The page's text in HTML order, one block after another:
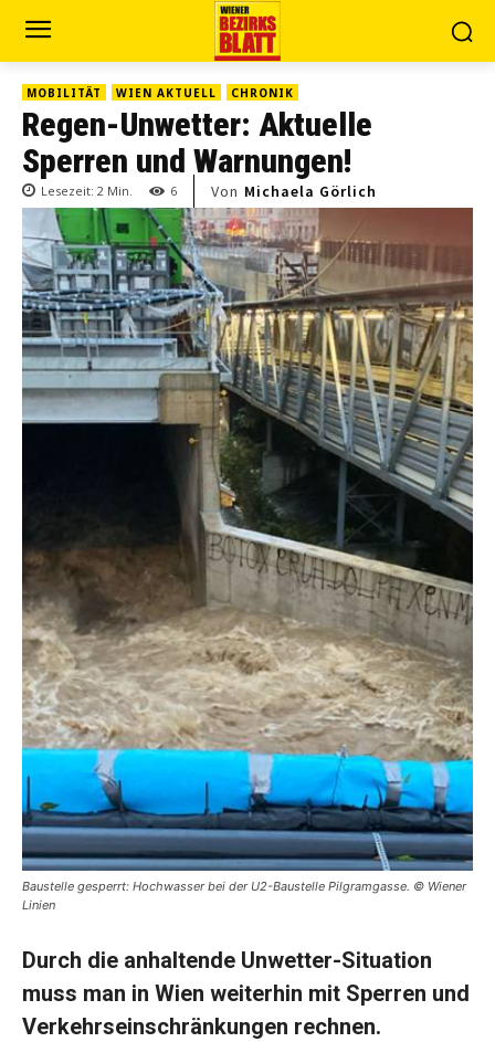
MOBILITÄT WIEN AKTUELL CHRONIK
Regen-Unwetter: Aktuelle
Sperren und Warnungen!
Lesezeit: 2 Min. 6 Von Michaela Görlich
Baustelle gesperrt: Hochwasser bei der U2-Baustelle Pilgramgasse. © Wiener
Linien
Durch die anhaltende Unwetter-Situation
muss man in Wien weiterhin mit Sperren und
Verkehrseinschränkungen rechnen.